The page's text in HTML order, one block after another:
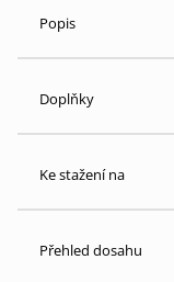
Popis
Doplňky
Ke stažení na
Přehled dosahu